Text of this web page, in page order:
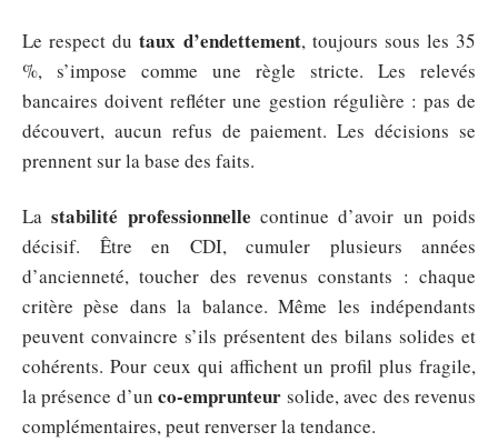
Le respect dutaux d’endettement, toujours sous les 35
%, s’impose comme une règle stricte. Les relevés
bancaires doivent refléter une gestion régulière : pas de
découvert, aucun refus de paiement. Les décisions se
prennent sur la base des faits.
Lastabilité professionnelle continue d’avoir un poids
décisif. Être en CDI, cumuler plusieurs années
d’ancienneté, toucher des revenus constants : chaque
critère pèse dans la balance. Même les indépendants
peuvent convaincre s’ils présentent des bilans solides et
cohérents. Pour ceux qui affichent un profil plus fragile,
la présence d’unco-emprunteur solide, avec des revenus
complémentaires, peut renverser la tendance.